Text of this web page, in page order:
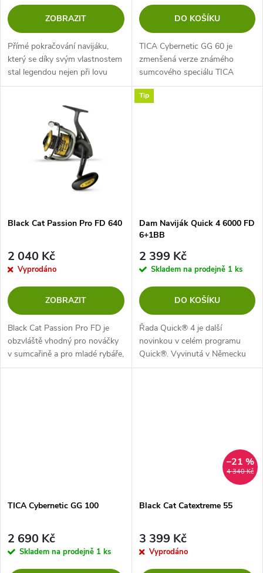
o
d
u
o
d
u
ZOBRAZIT
Přímé pokračování navijáku,
který se díky svým vlastnostem
stal legendou nejen při lovu
sumců, ale své uplatnění našel i
vyvážkách během kaprařských...
DO KOŠÍKU
TICA Cybernetic GG 60 je
zmenšená verze známého
sumcového speciálu TICA
Cybernetic GG 100, který
vyniká svou silou a výkonem.
Black Cat Passion Pro FD 640
2 040 Kč
Vyprodáno
ZOBRAZIT
Black Cat Passion Pro FD je
obzvláště vhodný pro nováčky
v sumcařině a pro mladé rybáře,
neboť ustojí i drsné podmínky v
Tip
Dam Naviják Quick 4 6000 FD
6+1BB
2 399 Kč
Skladem na prodejně 1 ks
DO KOŠÍKU
Řada Quick® 4 je další
novinkou v celém programu
Quick®. Vyvinutá v Německu
pouze z těch nejlepších
TICA Cybernetic GG 100
2 690 Kč
Skladem na prodejně 1 ks
4 340 Kč
–21 %
Black Cat Catextreme 55
3 399 Kč
Vyprodáno